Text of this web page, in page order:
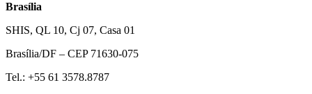
Brasília
SHIS, QL 10, Cj 07, Casa 01
Brasília/DF – CEP 71630-075
Tel.: +55 61 3578.8787